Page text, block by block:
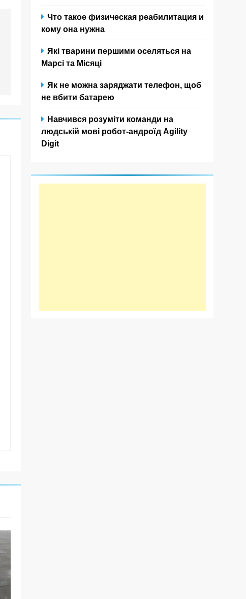
Что такое физическая реабилитация и
кому она нужна
Які тварини першими оселяться на
Марсі та Місяці
Як не можна заряджати телефон, щоб
не вбити батарею
Навчився розуміти команди на
людській мові робот-андроїд Agility
Digit